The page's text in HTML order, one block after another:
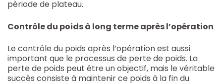
période de plateau.
Contrôle du poids à long terme après l’opération
Le contrôle du poids après l’opération est aussi
important que le processus de perte de poids. La
perte de poids peut être un objectif, mais le véritable
succès consiste à maintenir ce poids à la fin du